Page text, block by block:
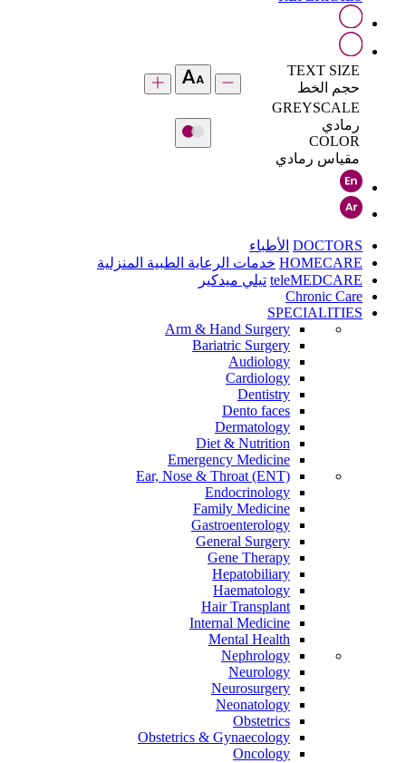
TEXT SIZE
حجم الخط
GREYSCALE
رمادي
COLOR
مقياس رمادي
DOCTORS الأطباء
HOMECARE خدمات الرعاية الطبية المنزلية
teleMEDCARE تيلي ميدكير
Chronic Care
SPECIALITIES
Arm & Hand Surgery
Bariatric Surgery
Audiology
Cardiology
Dentistry
Dento faces
Dermatology
Diet & Nutrition
Emergency Medicine
Ear, Nose & Throat (ENT)
Endocrinology
Family Medicine
Gastroenterology
General Surgery
Gene Therapy
Hepatobiliary
Haematology
Hair Transplant
Internal Medicine
Mental Health
Nephrology
Neurology
Neurosurgery
Neonatology
Obstetrics
Obstetrics & Gynaecology
Oncology